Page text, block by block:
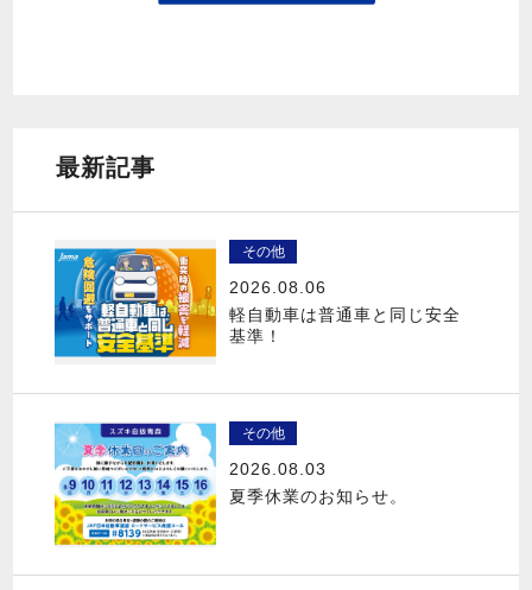
最新記事
その他
2026.08.06
軽自動車は普通車と同じ安全
基準！
その他
2026.08.03
夏季休業のお知らせ。